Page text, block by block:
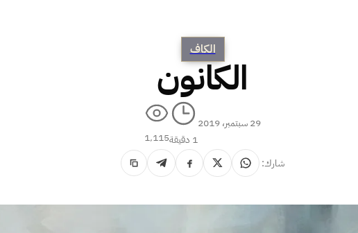
الكاف
الكانون
29 سبتمبر، 2019
1 دقيقة
1٬115
شارك: